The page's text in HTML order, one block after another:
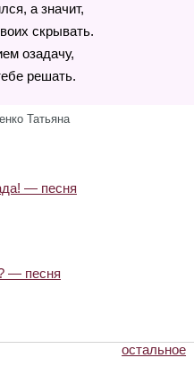
а значит,
скрывать.
озадачу,
решать.
Татьяна
— песня
— песня
остальное